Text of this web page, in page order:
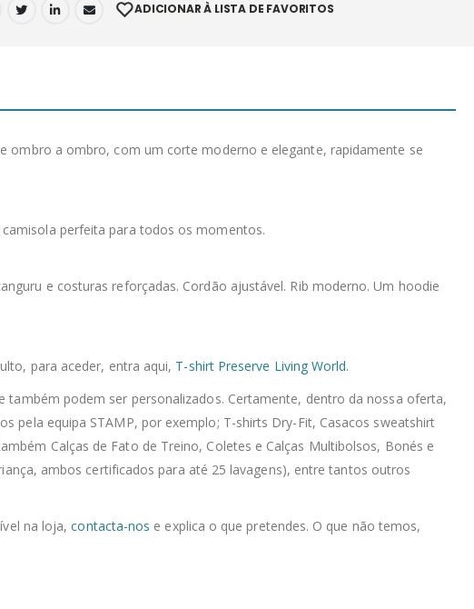
ADICIONAR À LISTA DE FAVORITOS
ombro a ombro, com um corte moderno e elegante, rapidamente se
perfeita para todos os momentos.
e costuras reforçadas. Cordão ajustável. Rib moderno. Um hoodie
para aceder, entra aqui, T-shirt Preserve Living World.
podem ser personalizados. Certamente, dentro da nossa oferta,
pela equipa STAMP, por exemplo; T-shirts Dry-Fit, Casacos sweatshirt
Calças de Fato de Treino, Coletes e Calças Multibolsos, Bonés e
ambos certificados para até 25 lavagens), entre tantos outros
na loja,contacta-nos e explica o que pretendes. O que não temos,